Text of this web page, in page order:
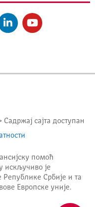
Садржај сајта доступан
помоћ
искључиво је
Републике Србије и та
Европске уније.